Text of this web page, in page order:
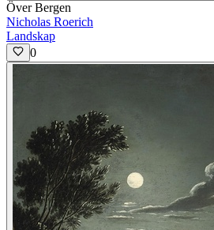
Över Bergen
Nicholas Roerich
Landskap
0